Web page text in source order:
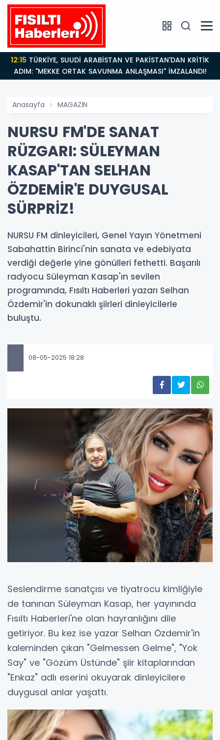
12:15
ADIM: "MEKKE ORTAK SAVUNMA ANLAŞMASI" İMZALANDI!
Anasayfa MAGAZİN
NURSU FM'DE SANAT
RÜZGARI: SÜLEYMAN
KASAP'TAN SELHAN
ÖZDEMİR'E DUYGUSAL
SÜRPRİZ!
NURSU FM dinleyicileri, Genel Yayın Yönetmeni
Sabahattin Birinci'nin sanata ve edebiyata
verdiği değerle yine gönülleri fethetti. Başarılı
radyocu Süleyman Kasap'ın sevilen
programında, Fısıltı Haberleri yazarı Selhan
Özdemir'in dokunaklı şiirleri dinleyicilerle
buluştu.
08-05-2025 18:28
Seslendirme sanatçısı ve tiyatrocu kimliğiyle
de tanınan Süleyman Kasap, her yayınında
Fısıltı Haberleri'ne olan hayranlığını dile
getiriyor. Bu kez ise yazar Selhan Özdemir'in
kaleminden çıkan "Gelmessen Gelme", "Yok
Say" ve "Gözüm Üstünde" şiir kitaplarından
"Enkaz" adlı eserini okuyarak dinleyicilere
duygusal anlar yaşattı.